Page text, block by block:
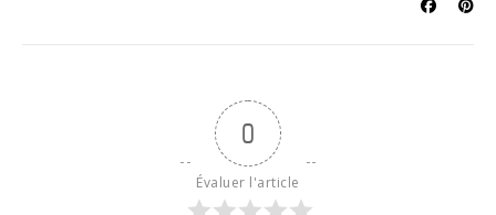
0
Évaluer l'article